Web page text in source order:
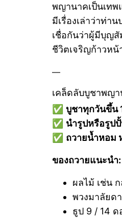
พญานาคเป็นเทพ
มีเรื่องเล่าว่าท่า
เชื่อกันว่าผู้มีบุญ
ชีวิตเจริญก้าวหน้
—
เคล็ดลับบูชาพญ
✅ บูชาทุกวันขึ้น
✅ นำรูปหรือรูป
✅ ถวายน้ำหอม
ของถวายแนะนำ:
ผลไม้ เช่น
พวงมาลัยด
ธูป 9 / 14 ด